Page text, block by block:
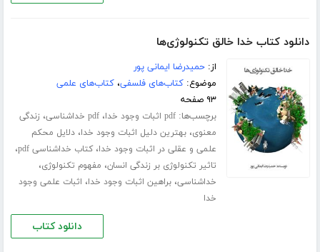
دانلود کتاب خدا خالق تکنولوژی‌ها
از:حمیدرضا ایمانی پور
موضوع:کتاب‌های فلسفی،کتاب‌های علمی
۹۳ صفحه
برچسب‌ها:pdf اثبات وجود خدا ،pdf خداشناسی ، زندگی
معنوی،بهترین دلیل اثبات وجود خدا،دلایل محکم
علمی و عقلی در اثبات وجود خدا،کتاب خداشناسی pdf ،
تاثیر تکنولوژی بر زندگی انسان، مفهوم تکنولوژی،
خداشناسی،براهین اثبات وجود خدا، اثبات علمی وجود
خدا
دانلود کتاب